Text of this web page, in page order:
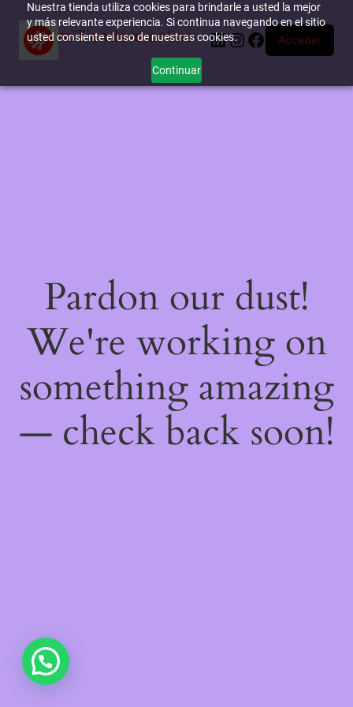
Nuestra tienda utiliza cookies para brindarle a usted la mejor
y más relevante experiencia. Si continua navegando en el sitio
usted consiente el uso de nuestras cookies.
Continuar
miTienda-e.online LinkedIn
Instagram
Facebook
Acceder
Pardon our dust!
We're working on
something amazing
— check back soon!